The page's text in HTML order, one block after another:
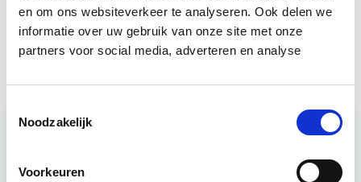
en om ons websiteverkeer te analyseren. Ook delen we
informatie over uw gebruik van onze site met onze
partners voor social media, adverteren en analyse
Noodzakelijk
Voorkeuren
Vastgoedmarkt & Trends Start wo 30 sep
Business Case voor Vastgoed- &